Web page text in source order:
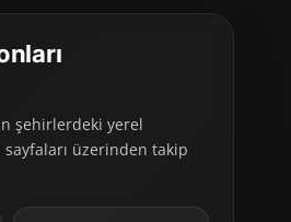
şehirlerdeki yerel
üzerinden takip